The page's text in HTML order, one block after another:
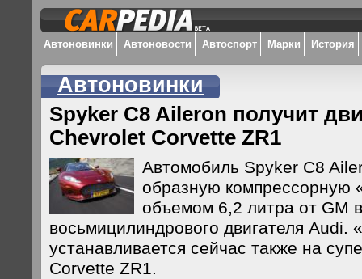
Автоновинки Автоновости Автоспорт Марки История
Автоновинки
Spyker C8 Aileron получит
Chevrolet Corvette ZR1
Автомобиль Spyker C8
образную компрессорную
объемом 6,2 литра от GM
восьмицилиндрового двигателя Audi.
устанавливается сейчас также на
Corvette ZR1.